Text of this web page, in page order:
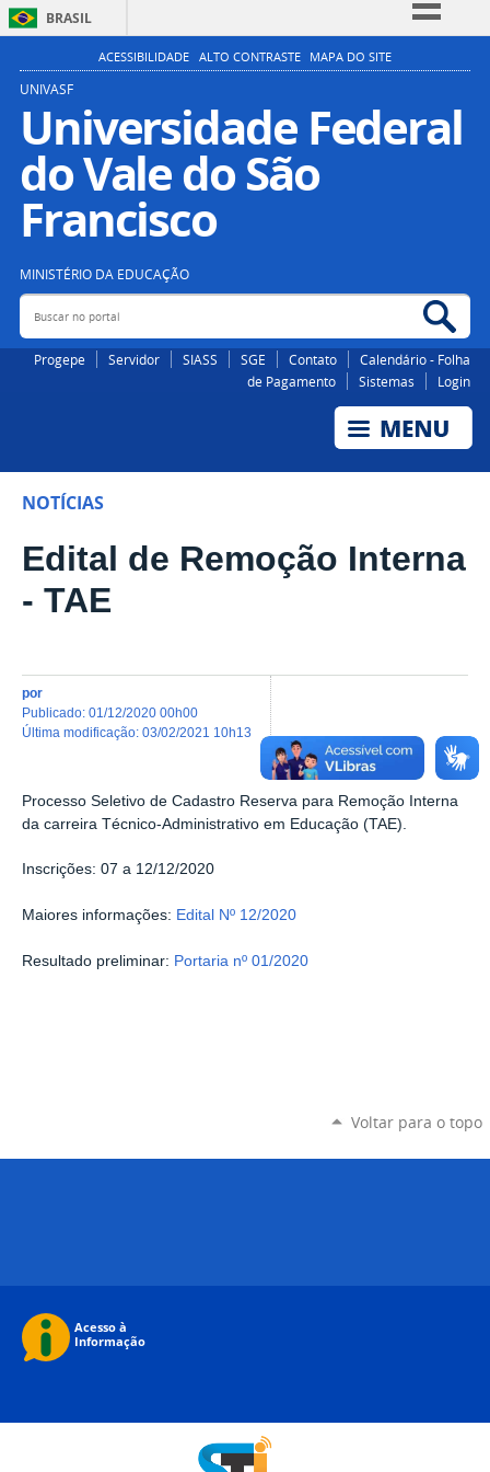
BRASIL
Simplifique!
Participe
Acesso à informação
Legislação
ACESSIBILIDADE ALTO CONTRASTE MAPA DO SITE
UNIVASF
Universidade Federal
do Vale do São
Francisco
MINISTÉRIO DA EDUCAÇÃO
Buscar no portal
Progepe Servidor SIASS SGE Contato
Calendário - Folha
de Pagamento
Sistemas Login
NOTÍCIAS
Edital de Remoção Interna
- TAE
por
publicado: 01/12/2020 00h00
última modificação: 03/02/2021 10h13
Processo Seletivo de Cadastro Reserva para Remoção Interna
da carreira Técnico-Administrativo em Educação (TAE).
Inscrições: 07 a 12/12/2020
Maiores informações: Edital Nº 12/2020
Resultado preliminar: Portaria nº 01/2020
Voltar para o topo